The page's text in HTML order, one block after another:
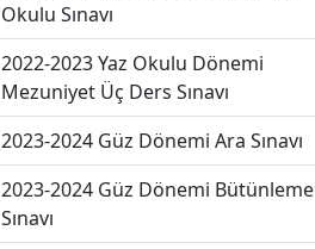
Okulu Sınavı
2022-2023 Yaz Okulu Dönemi
Mezuniyet Üç Ders Sınavı
2023-2024 Güz Dönemi Ara Sınavı
2023-2024 Güz Dönemi Bütünleme
Sınavı